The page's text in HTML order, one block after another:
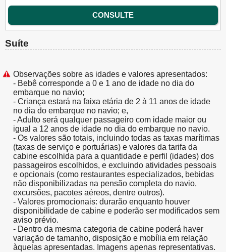
CONSULTE
Suíte
Observações sobre as idades e valores apresentados:
- Bebê corresponde a 0 e 1 ano de idade no dia do
embarque no navio;
- Criança estará na faixa etária de 2 à 11 anos de idade
no dia do embarque no navio; e,
- Adulto será qualquer passageiro com idade maior ou
igual a 12 anos de idade no dia do embarque no navio.
- Os valores são totais, incluindo todas as taxas marítimas
(taxas de serviço e portuárias) e valores da tarifa da
cabine escolhida para a quantidade e perfil (idades) dos
passageiros escolhidos, e excluindo atividades pessoais
e opcionais (como restaurantes especializados, bebidas
não disponibilizadas na pensão completa do navio,
excursões, pacotes aéreos, dentre outros).
- Valores promocionais: durarão enquanto houver
disponibilidade de cabine e poderão ser modificados sem
aviso prévio.
- Dentro da mesma categoria de cabine poderá haver
variação de tamanho, disposição e mobília em relação
àquelas apresentadas. Imagens apenas representativas.